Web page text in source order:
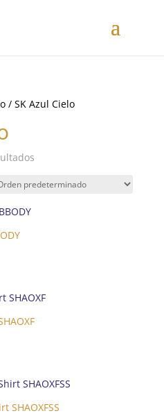
/ SK Azul Cielo
SHAOXFSS